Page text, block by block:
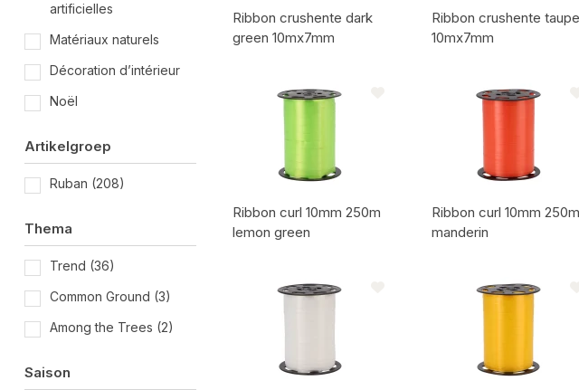
artificielles
Matériaux naturels
Décoration d’intérieur
Noël
Artikelgroep
Ruban (208)
Thema
Trend (36)
Common Ground (3)
Among the Trees (2)
Saison
Ribbon crushente dark
green 10mx7mm
Ribbon crushente taupe
10mx7mm
Ribbon curl 10mm 250m
lemon green
Ribbon curl 10mm 250m
manderin